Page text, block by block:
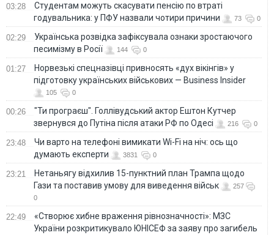
03:28
Студентам можуть скасувати пенсію по втраті
годувальника: у ПФУ назвали чотири причини
73 0
02:29
Українська розвідка зафіксувала ознаки зростаючого
песимізму в Росії
144 0
01:27
Норвезькі спецназівці привносять «дух вікінгів» у
підготовку українських військових — Business Insider
105 0
00:26
"Ти програєш". Голлівудський актор Ештон Кутчер
звернувся до Путіна після атаки РФ по Одесі
216 0
23:48
Чи варто на телефонi вимикати Wi-Fi на ніч: ось що
думають експерти
3831 0
23:21
Нетаньягу відхилив 15-пунктний план Трампа щодо
Гази та поставив умову для виведення військ
257
0
22:49
«Створює хибне враження рівнозначності»: МЗС
України розкритикувало ЮНІСЕФ за заяву про загибель